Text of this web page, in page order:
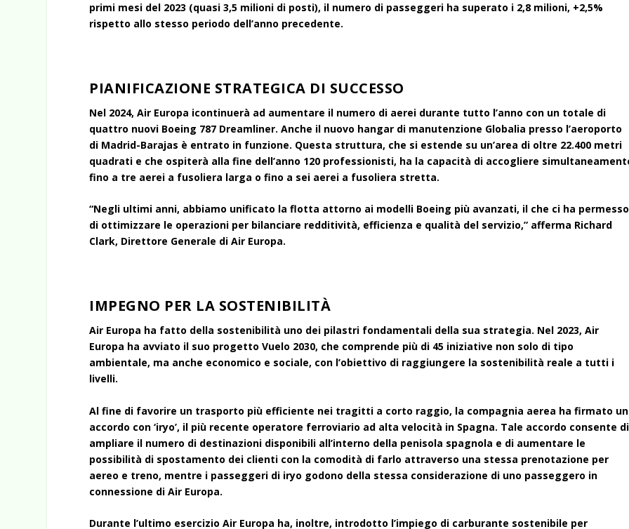
primi mesi del 2023 (quasi 3,5 milioni di posti), il numero di passeggeri ha superato i 2,8 milioni, +2,5%
rispetto allo stesso periodo dell’anno precedente.
PIANIFICAZIONE STRATEGICA DI SUCCESSO
Nel 2024, Air Europa icontinuerà ad aumentare il numero di aerei durante tutto l’anno con un totale di
quattro nuovi Boeing 787 Dreamliner. Anche il nuovo hangar di manutenzione Globalia presso l’aeroporto
di Madrid-Barajas è entrato in funzione. Questa struttura, che si estende su un’area di oltre 22.400 metri
quadrati e che ospiterà alla fine dell’anno 120 professionisti, ha la capacità di accogliere
fino a tre aerei a fusoliera larga o fino a sei aerei a fusoliera stretta.
“Negli ultimi anni, abbiamo unificato la flotta attorno ai modelli Boeing più avanzati, il che ci ha permesso
di ottimizzare le operazioni per bilanciare redditività, efficienza e qualità del servizio,” afferma Richard
Clark, Direttore Generale di Air Europa.
IMPEGNO PER LA SOSTENIBILITÀ
Air Europa ha fatto della sostenibilità uno dei pilastri fondamentali della sua strategia. Nel 2023, Air
Europa ha avviato il suo progetto Vuelo 2030, che comprende più di 45 iniziative non solo di tipo
ambientale, ma anche economico e sociale, con l’obiettivo di raggiungere la sostenibilità reale a tutti i
livelli.
Al fine di favorire un trasporto più efficiente nei tragitti a corto raggio, la compagnia aerea ha firmato un
accordo con ‘iryo’, il più recente operatore ferroviario ad alta velocità in Spagna. Tale accordo consente di
ampliare il numero di destinazioni disponibili all’interno della penisola spagnola e di aumentare le
possibilità di spostamento dei clienti con la comodità di farlo attraverso una stessa prenotazione per
aereo e treno, mentre i passeggeri di iryo godono della stessa considerazione di uno passeggero in
connessione di Air Europa.
Durante l’ultimo esercizio Air Europa ha, inoltre, introdotto l’impiego di carburante sostenibile per